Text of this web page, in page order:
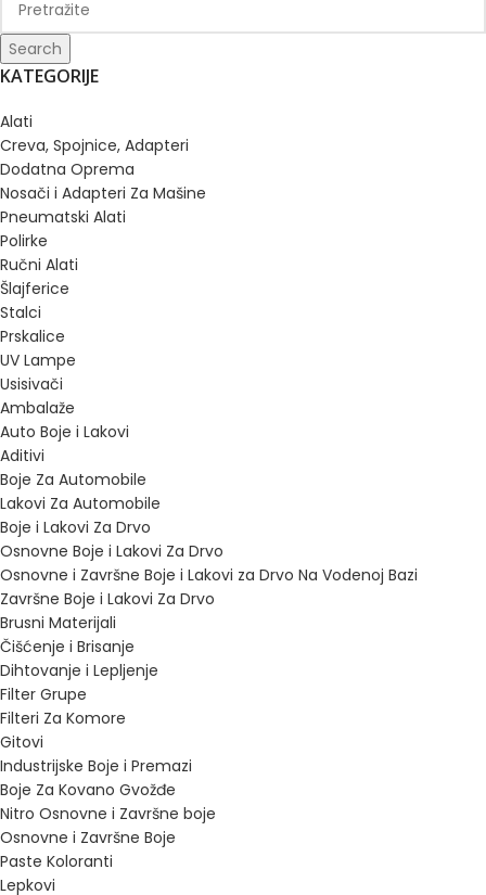
Search
KATEGORIJE
Alati
Creva, Spojnice, Adapteri
Dodatna Oprema
Nosači i Adapteri Za Mašine
Pneumatski Alati
Polirke
Ručni Alati
Šlajferice
Stalci
Prskalice
UV Lampe
Usisivači
Ambalaže
Auto Boje i Lakovi
Aditivi
Boje Za Automobile
Lakovi Za Automobile
Boje i Lakovi Za Drvo
Osnovne Boje i Lakovi Za Drvo
Osnovne i Završne Boje i Lakovi za Drvo Na Vodenoj Bazi
Završne Boje i Lakovi Za Drvo
Brusni Materijali
Čišćenje i Brisanje
Dihtovanje i Lepljenje
Filter Grupe
Filteri Za Komore
Gitovi
Industrijske Boje i Premazi
Boje Za Kovano Gvožđe
Nitro Osnovne i Završne boje
Osnovne i Završne Boje
Paste Koloranti
Lepkovi